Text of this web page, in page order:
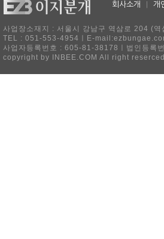
회사소개 개
사업장소재지 : 서울시 강남구 역삼로 204 (
TEL : 051-553-4954ㅣE-
사업자등록번호 : 605-81-38178ㅣ법인등록
copyright by INBEE.COM All right